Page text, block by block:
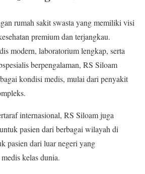
rumah sakit swasta yang memiliki visi
premium dan terjangkau.
modern, laboratorium lengkap, serta
berpengalaman, RS Siloam
kondisi medis, mulai dari penyakit
internasional, RS Siloam juga
pasien dari berbagai wilayah di
pasien dari luar negeri yang
kelas dunia.